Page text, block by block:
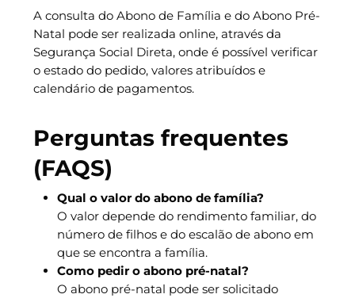
A consulta do Abono de Família e do Abono Pré-
Natal pode ser realizada online, através da
Segurança Social Direta, onde é possível verificar
o estado do pedido, valores atribuídos e
calendário de pagamentos.
Perguntas frequentes
(FAQS)
Qual o valor do abono de família?
O valor depende do rendimento familiar, do
número de filhos e do escalão de abono em
que se encontra a família.
Como pedir o abono pré-natal?
O abono pré-natal pode ser solicitado